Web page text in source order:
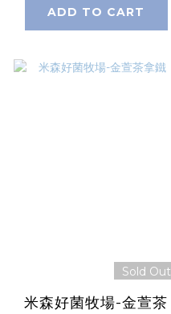
ADD TO CART
Sold Out
米森好菌牧場-金萱茶